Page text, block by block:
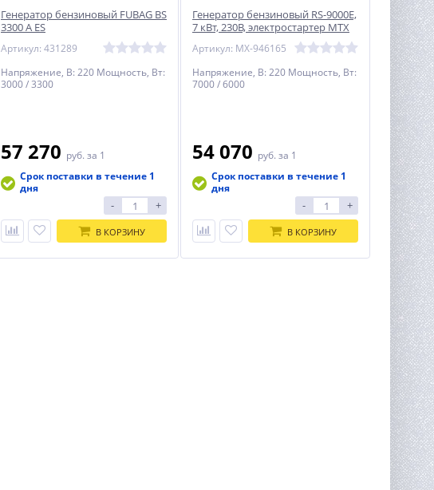
Генератор бензиновый FUBAG BS
3300 A ES
Артикул: 431289
Напряжение, В: 220 Мощность, Вт:
3000 / 3300
57 270 руб. за 1
Срок поставки в течение 1
дня
- +
В КОРЗИНУ
Генератор бензиновый RS-9000E,
7 кВт, 230В, электростартер MTX
Артикул: MX-946165
Напряжение, В: 220 Мощность, Вт:
7000 / 6000
54 070 руб. за 1
Срок поставки в течение 1
дня
- +
В КОРЗИНУ